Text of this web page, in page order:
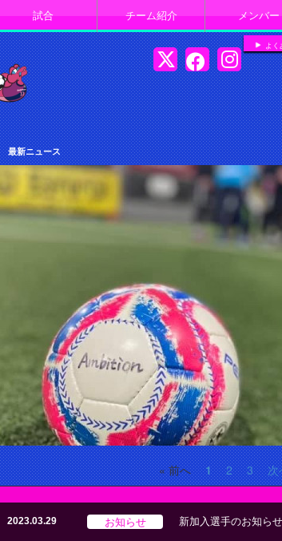
試合 チーム紹介 メンバー
よく
最新ニュース
« 前へ 1 2 3
2023.03.29 お知らせ 新加入選手のお知ら